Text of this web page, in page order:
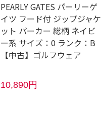
PEARLY GATES パーリーゲ
イツ フード付 ジップジャケ
ット パーカー 総柄 ネイビ
ー系 サイズ：0 ランク：B
【中古】ゴルフウェア
10,890円